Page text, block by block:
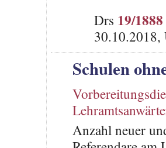
Drs 19/1888
30.10.2018,
Schulen
Anzahl neuer